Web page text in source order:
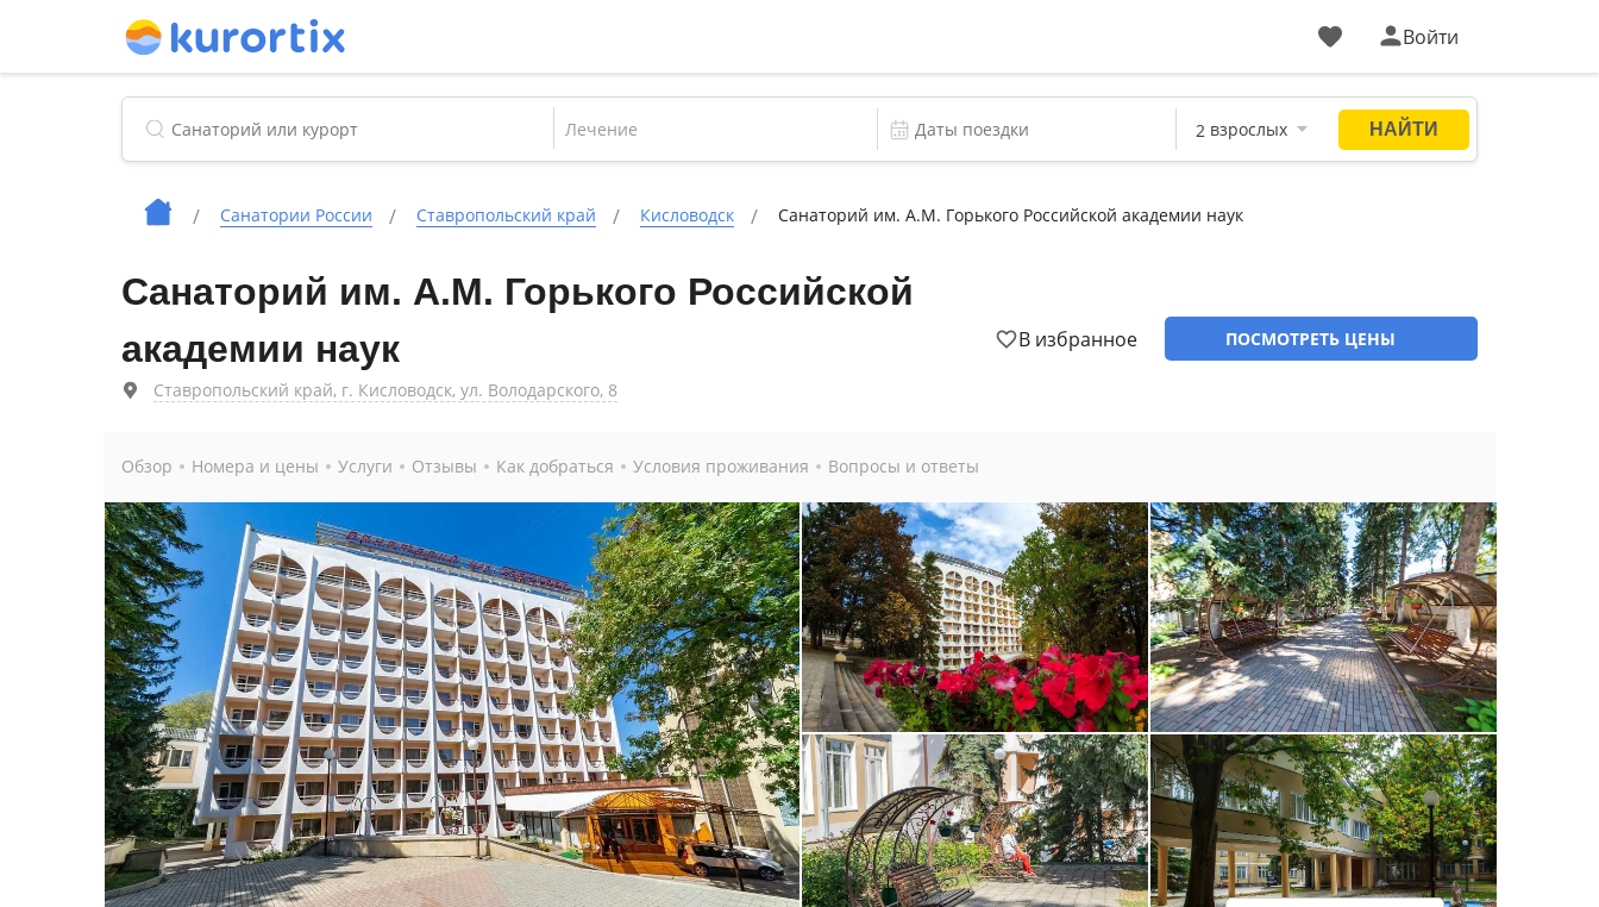
Войти
Лечение
Cанатории России Ставропольский край Кисловодск Санаторий им. А.М. Горького Российской академии наук
Санаторий им. А.М. Горького Российской
академии наук
Ставропольский край, г. Кисловодск, ул. Володарского, 8
В избранное ПОСМОТРЕТЬ ЦЕНЫ
Обзор Номера и цены Услуги Отзывы Как добраться Условия проживания Вопросы и ответы